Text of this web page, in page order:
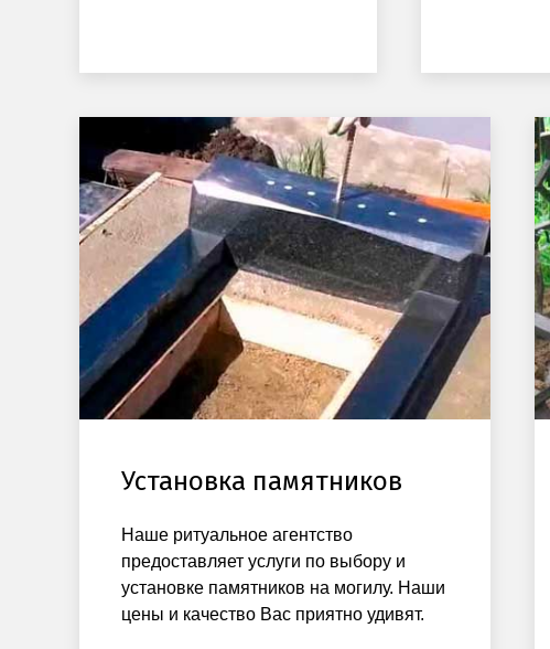
Установка памятников
Наше ритуальное агентство
предоставляет услуги по выбору и
установке памятников на могилу. Наши
цены и качество Вас приятно удивят.